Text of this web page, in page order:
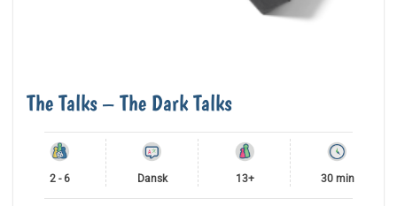
The Talks – The Dark Talks
2 - 6 Dansk 13+ 30 min